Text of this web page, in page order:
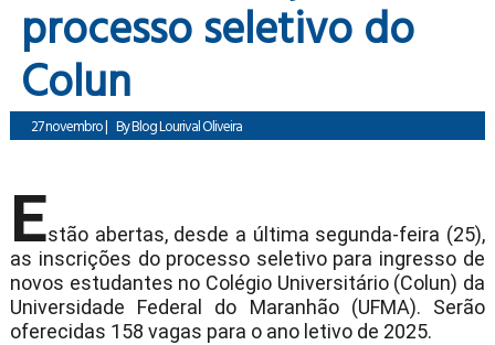
processo seletivo do
Colun
27 novembro| ByBlog Lourival Oliveira
Estão abertas, desde a última segunda-feira (25),
as inscrições do processo seletivo para ingresso de
novos estudantes no Colégio Universitário (Colun) da
Universidade Federal do Maranhão (UFMA). Serão
oferecidas 158 vagas para o ano letivo de 2025.